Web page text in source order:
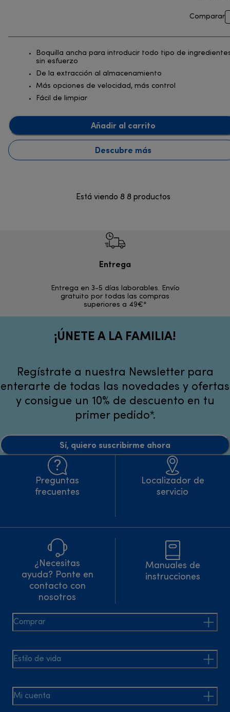
Comparar
Boquilla ancha para introducir todo tipo de
sin esfuerzo
De la extracción al almacenamiento
Más opciones de velocidad, más control
Fácil de limpiar
Añadir al carrito
Descubre más
Está viendo 8 8 productos
Entrega
Entrega en 3-5 días laborables. Envío
gratuito por todas las compras
superiores a 49€*
¡ÚNETE A LA FAMILIA!
Regístrate a nuestra Newsletter para
enterarte de todas las novedades y ofertas
y consigue un 10% de descuento en tu
primer pedido*.
Sí, quiero suscribirme ahora
Preguntas
frecuentes
Localizador de
servicio
¿Necesitas
ayuda? Ponte en
contacto con
nosotros
Manuales de
instrucciones
Comprar
Estilo de vida
Mi cuenta